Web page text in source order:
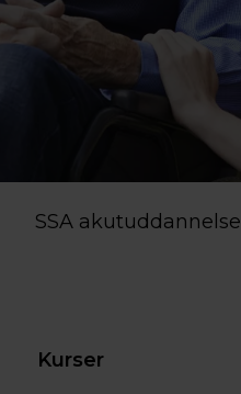
SSA akutuddannelse
Kurser